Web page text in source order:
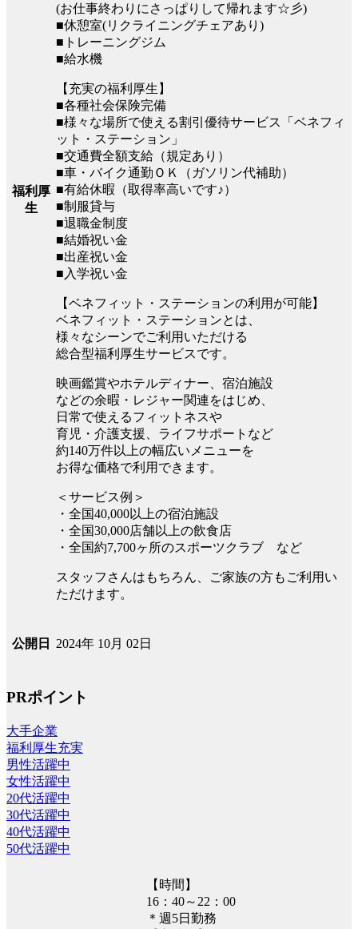
福利厚
生
(お仕事終わりにさっぱりして帰れます☆彡)
■休憩室(リクライニングチェアあり)
■トレーニングジム
■給水機
【充実の福利厚生】
■各種社会保険完備
■様々な場所で使える割引優待サービス「ベネフィ
ット・ステーション」
■交通費全額支給（規定あり）
■車・バイク通勤ＯＫ（ガソリン代補助）
■有給休暇（取得率高いです♪）
■制服貸与
■退職金制度
■結婚祝い金
■出産祝い金
■入学祝い金
【ベネフィット・ステーションの利用が可能】
ベネフィット・ステーションとは、
様々なシーンでご利用いただける
総合型福利厚生サービスです。
映画鑑賞やホテルディナー、宿泊施設
などの余暇・レジャー関連をはじめ、
日常で使えるフィットネスや
育児・介護支援、ライフサポートなど
約140万件以上の幅広いメニューを
お得な価格で利用できます。
＜サービス例＞
・全国40,000以上の宿泊施設
・全国30,000店舗以上の飲食店
・全国約7,700ヶ所のスポーツクラブ など
スタッフさんはもちろん、ご家族の方もご利用い
ただけます。
公開日 2024年 10月 02日
PRポイント
大手企業
福利厚生充実
男性活躍中
女性活躍中
20代活躍中
30代活躍中
40代活躍中
50代活躍中
【時間】
16：40～22：00
＊週5日勤務